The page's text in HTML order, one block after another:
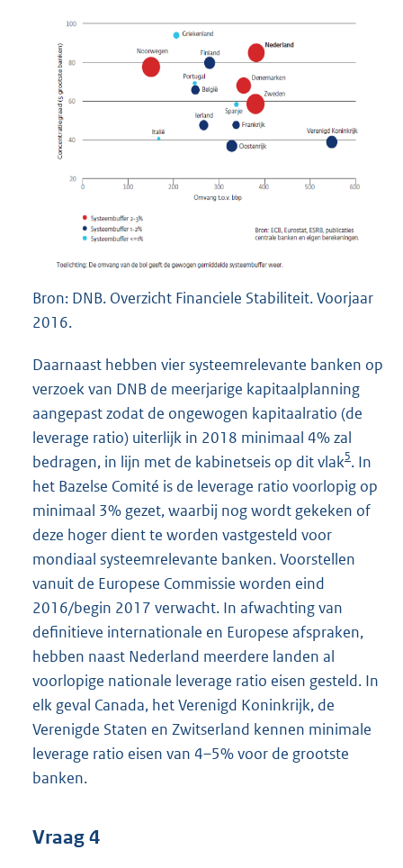
Bron: DNB. Overzicht Financiele Stabiliteit. Voorjaar
2016.
Daarnaast hebben vier systeemrelevante banken op
verzoek van DNB de meerjarige kapitaalplanning
aangepast zodat de ongewogen kapitaalratio (de
leverage ratio) uiterlijk in 2018 minimaal 4% zal
bedragen, in lijn met de kabinetseis op dit vlak5. In
het Bazelse Comité is de leverage ratio voorlopig op
minimaal 3% gezet, waarbij nog wordt gekeken of
deze hoger dient te worden vastgesteld voor
mondiaal systeemrelevante banken. Voorstellen
vanuit de Europese Commissie worden eind
2016/begin 2017 verwacht. In afwachting van
definitieve internationale en Europese afspraken,
hebben naast Nederland meerdere landen al
voorlopige nationale leverage ratio eisen gesteld. In
elk geval Canada, het Verenigd Koninkrijk, de
Verenigde Staten en Zwitserland kennen minimale
leverage ratio eisen van 4–5% voor de grootste
banken.
Vraag 4